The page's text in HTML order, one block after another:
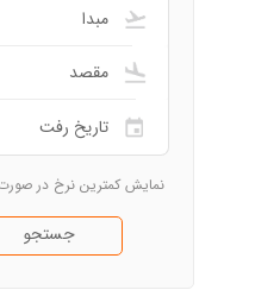
نمایش کمترین نرخ در
جستجو